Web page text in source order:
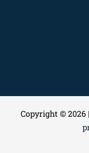
Copyright © 2026